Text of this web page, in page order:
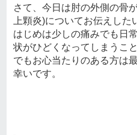
さて、今日は肘の外側の骨
上顆炎)についてお伝えした
はじめは少しの痛みでも日
状がひどくなってしまうこ
でもお心当たりのある方は
幸いです。